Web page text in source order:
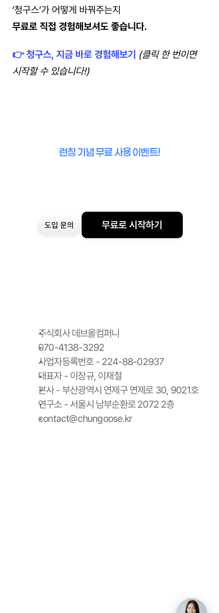
‘청구스’가 어떻게 바꿔주는지
무료로 직접 경험해보셔도 좋습니다.
👉 청구스, 지금 바로 경험해보기 (클릭 한 번이면
시작할 수 있습니다!)
런칭 기념 무료 사용 이벤트!
도입 문의 무료로 시작하기
주식회사 데브올컴퍼니
070-4138-3292
사업자등록번호 - 224-88-02937
대표자 - 이장규, 이재철
본사 - 부산광역시 연제구 연제로 30, 9021호
연구소 - 서울시 남부순환로 2072 2층
contact@chungoose.kr